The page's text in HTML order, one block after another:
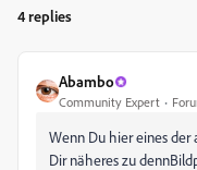
4 replies
Abambo
Community Expert
Wenn Du hier eines
Dir näheres zu